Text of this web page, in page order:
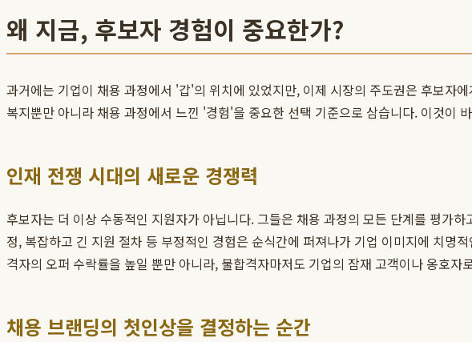
왜 지금, 후보자 경험이 중요한가?
과거에는 기업이 채용 과정에서 '갑'의 위치에 있었지만, 이제 시장의 주도권은 후보자
복지뿐만 아니라 채용 과정에서 느낀 '경험'을 중요한 선택 기준으로 삼습니다. 이것이
인재 전쟁 시대의 새로운 경쟁력
후보자는 더 이상 수동적인 지원자가 아닙니다. 그들은 채용 과정의 모든 단계를 평가
정, 복잡하고 긴 지원 절차 등 부정적인 경험은 순식간에 퍼져나가 기업 이미지에 치명
격자의 오퍼 수락률을 높일 뿐만 아니라, 불합격자마저도 기업의 잠재 고객이나 옹호자
채용 브랜딩의 첫인상을 결정하는 순간